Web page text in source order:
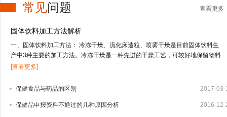
常见问题 查看更多
固体饮料加工方法解析
一、固体饮料加工方法： 冷冻干燥、流化床造粒、喷雾干燥是目前固体饮料生
产中3种主要的加工方法。冷冻干燥是一种先进的干燥工艺，可较好地保留物料
的营养及风味成分，但投资高，应用受到限制；流化床造粒适合于低果汁或不含
热温度低、时间短，能较好地保留物料的营养及风味成分。固体饮料的其它加工
结成固体的冰，在真空条件下，使水直接升华变成水蒸汽逸出，从而把水从物料
[查看更多]
保健食品与药品的区别 2017-03-
保健品申报资料不通过的几种原因分析 2016-12-